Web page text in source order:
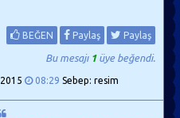
BEĞEN Paylaş Paylaş
Bu mesajı 1üye beğendi.
08:29 Sebep: resim